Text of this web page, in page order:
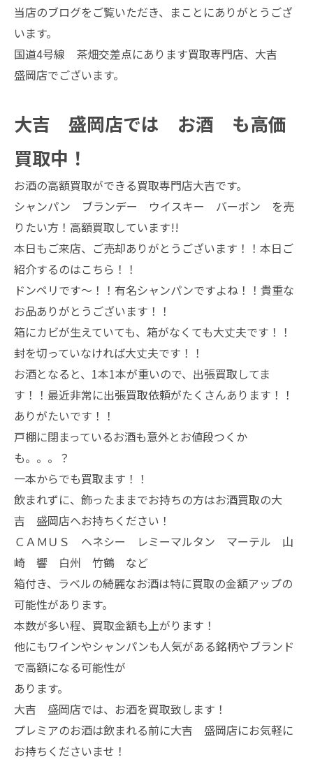
当店のブログをご覧いただき、まことにありがとうござ
います。
国道4号線 茶畑交差点にあります買取専門店、大吉
盛岡店でございます。
大吉 盛岡店では お酒 も高価
買取中！
お酒の高額買取ができる買取専門店大吉です。
シャンパン ブランデー ウイスキー バーボン を売
りたい方！高額買取しています!!
本日もご来店、ご売却ありがとうございます！！本日ご
紹介するのはこちら！！
ドンペリです～！！有名シャンパンですよね！！貴重な
お品ありがとうございます！！
箱にカビが生えていても、箱がなくても大丈夫です！！
封を切っていなければ大丈夫です！！
お酒となると、1本1本が重いので、出張買取してま
す！！最近非常に出張買取依頼がたくさんあります！！
ありがたいです！！
戸棚に閉まっているお酒も意外とお値段つくか
も。。。？
一本からでも買取ます！！
飲まれずに、飾ったままでお持ちの方はお酒買取の大
吉 盛岡店へお持ちください！
ＣＡＭＵＳ ヘネシー レミーマルタン マーテル 山
崎 響 白州 竹鶴 など
箱付き、ラベルの綺麗なお酒は特に買取の金額アップの
可能性があります。
本数が多い程、買取金額も上がります！
他にもワインやシャンパンも人気がある銘柄やブランド
で高額になる可能性が
あります。
大吉 盛岡店では、お酒を買取致します！
プレミアのお酒は飲まれる前に大吉 盛岡店にお気軽に
お持ちくださいませ！